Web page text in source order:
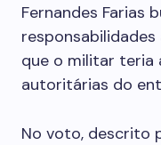
Fernandes Farias
que o militar teria
autoritárias do
No voto, descrito